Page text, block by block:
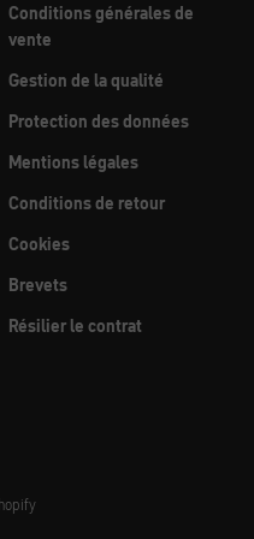
Conditions générales de
vente
Gestion de la qualité
Protection des données
Mentions légales
Conditions de retour
Cookies
Brevets
Résilier le contrat